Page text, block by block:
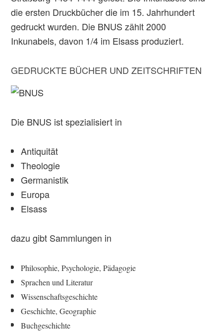
die ersten Druckbücher die im 15. Jahrhundert
gedruckt wurden. Die BNUS zählt 2000
Inkunabels, davon 1/4 im Elsass produziert.
GEDRUCKTE BÜCHER UND ZEITSCHRIFTEN
Die BNUS ist spezialisiert in
Antiquität
Theologie
Germanistik
Europa
Elsass
dazu gibt Sammlungen in
Philosophie, Psychologie, Pädagogie
Sprachen und Literatur
Wissenschaftsgeschichte
Geschichte, Geographie
Buchgeschichte